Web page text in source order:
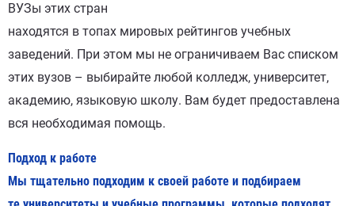
ВУЗы этих стран
находятся в топах мировых рейтингов учебных
заведений. При этом мы не ограничиваем Вас списком
этих вузов – выбирайте любой колледж, университет,
академию, языковую школу. Вам будет предоставлена
вся необходимая помощь.
Подход к работе
Мы тщательно подходим к своей работе и подбираем